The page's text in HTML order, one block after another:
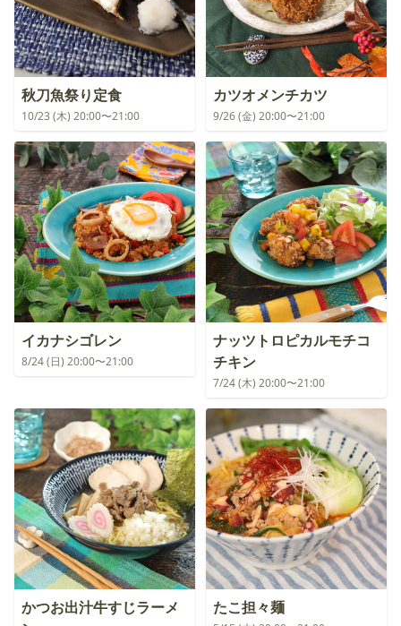
秋刀魚祭り定食
10/23 (木) 20:00〜21:00
カツオメンチカツ
9/26 (金) 20:00〜21:00
イカナシゴレン
8/24 (日) 20:00〜21:00
ナッツトロピカルモチコ
チキン
7/24 (木) 20:00〜21:00
かつお出汁牛すじラーメ
たこ担々麺